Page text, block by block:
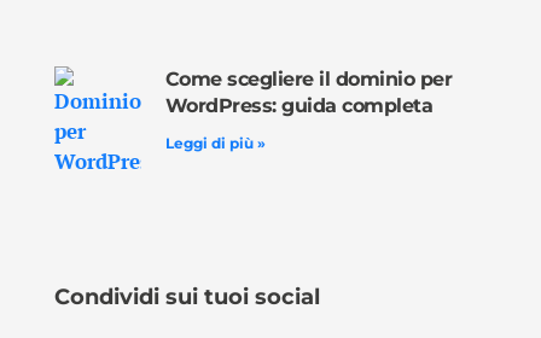
Come scegliere il dominio per
WordPress: guida completa
Leggi di più »
Condividi sui tuoi social